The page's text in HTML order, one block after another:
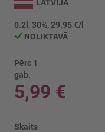
galerijas
sākumu
LATVIJA
0.2l, 30%, 29.95 €/l
NOLIKTAVĀ
Pērc 1
gab.
5,99 €
Skaits